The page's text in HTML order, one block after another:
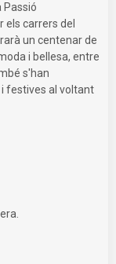
Passió
els carrers del
un centenar de
i bellesa, entre
s'han
festives al voltant